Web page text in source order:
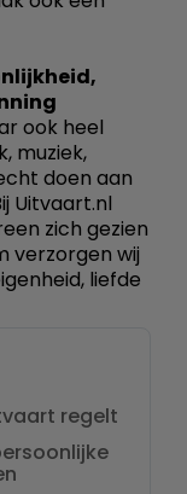
ook heel
muziek,
doen aan
Uitvaart.nl
zich gezien
verzorgen wij
liefde
regelt